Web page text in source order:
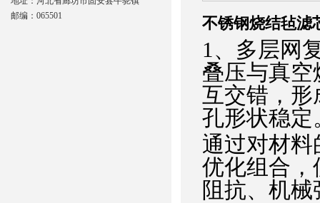
不锈钢烧结毡滤
1、多层网
叠压与真
互交错，形
孔形状稳定
通过对材
优化组合，
阻抗、机
邮编：065501